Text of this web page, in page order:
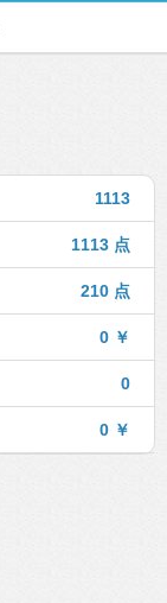
1113
1113 点
210 点
0 ￥
0
0 ￥